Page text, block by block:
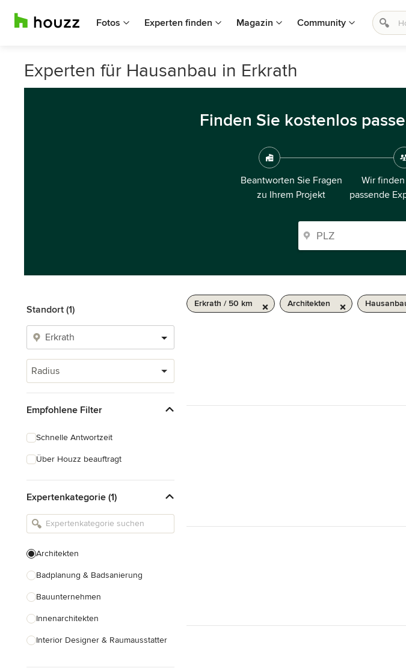
Fotos Experten finden Magazin Community
Experten für Hausanbau in Erkrath
Finden Sie kostenlos
Beantworten Sie Fragen
zu Ihrem Projekt
Wir
passende
Standort (1)
Radius
Empfohlene Filter
Schnelle Antwortzeit
Über Houzz beauftragt
Expertenkategorie (1)
Architekten
Badplanung & Badsanierung
Bauunternehmen
Innenarchitekten
Interior Designer & Raumausstatter
Erkrath / 50 km Architekten